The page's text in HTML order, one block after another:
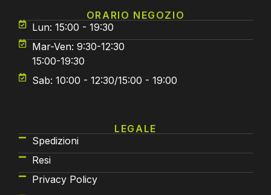
ORARIO NEGOZIO
Lun: 15:00 - 19:30
Mar-Ven: 9:30-12:30
15:00-19:30
Sab: 10:00 - 12:30/15:00 - 19:00
LEGALE
Spedizioni
Resi
Privacy Policy